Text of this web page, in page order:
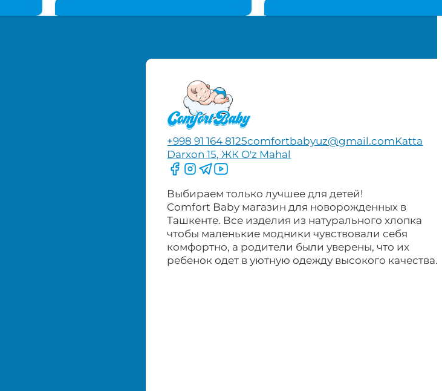
+998 91 164 8125comfortbabyuz@gmail.comKatta
Darxon 15, ЖК O'z Mahal
Следите за нами на Facebook
Следите за нами в Instagram
Следите за нами в Telegram
Следите за нами в YouTube
Выбираем только лучшее для детей!
Comfort Baby магазин для новорожденных в
Ташкенте. Все изделия из натурального хлопка
чтобы маленькие модники чувствовали себя
комфортно, а родители были уверены, что их
ребенок одет в уютную одежду высокого качества.